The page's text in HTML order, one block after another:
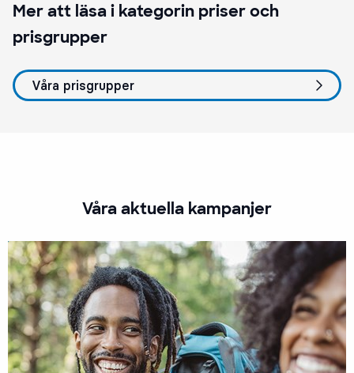
Mer att läsa i kategorin priser och
prisgrupper
Våra prisgrupper
Våra aktuella kampanjer